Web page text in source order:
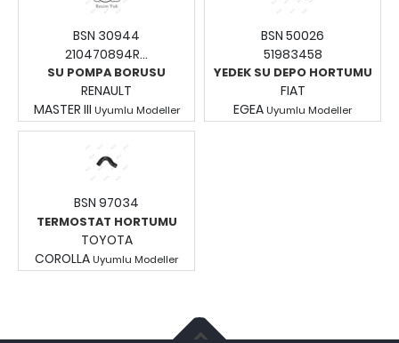
BSN 30944
210470894R...
SU POMPA BORUSU
RENAULT
MASTER III Uyumlu Modeller
Fiyatları Görmek İçin
Giriş Yapınız.
BSN 50026
51983458
YEDEK SU DEPO HORTUMU
FIAT
EGEAUyumlu Modeller
BSN 97034
TERMOSTAT HORTUMU
TOYOTA
COROLLAUyumlu Modeller